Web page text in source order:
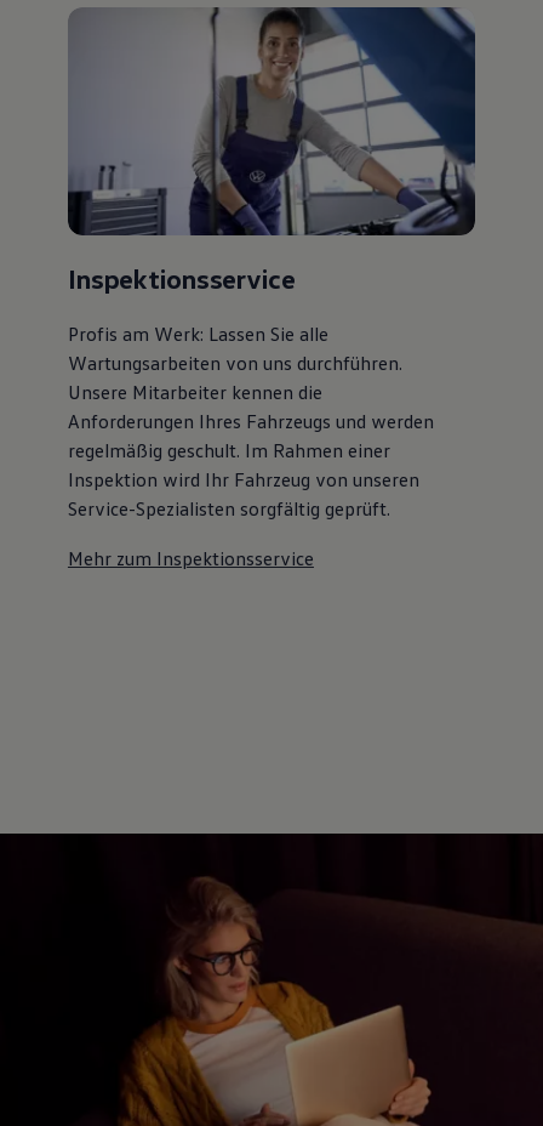
Inspektionsservice
Profis am Werk: Lassen Sie alle
Wartungsarbeiten von uns durchführen.
Unsere Mitarbeiter kennen die
Anforderungen Ihres Fahrzeugs und werden
regelmäßig geschult. Im Rahmen einer
Inspektion wird Ihr Fahrzeug von unseren
Service-Spezialisten sorgfältig geprüft.
Mehr zum Inspektionsservice